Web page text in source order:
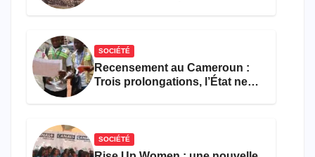
SOCIÉTÉ
Recensement au Cameroun :
Trois prolongations, l’État ne
SOCIÉTÉ